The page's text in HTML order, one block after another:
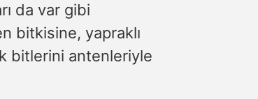
da var gibi
bitkisine, yapraklı
bitlerini antenleriyle